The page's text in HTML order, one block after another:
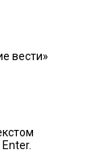
вести»